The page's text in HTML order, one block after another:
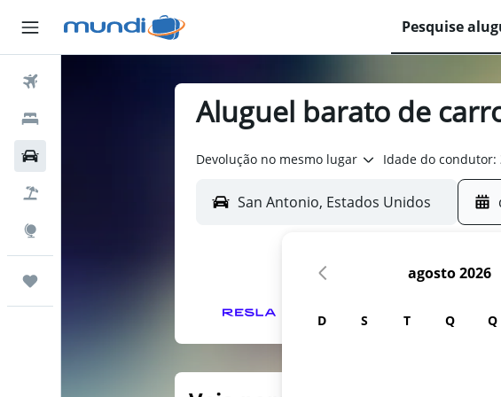
Pesquise
Aluguel barato de
Devolução no mesmo lugar Idade do condutor:
agosto 2026
D S T Q Q